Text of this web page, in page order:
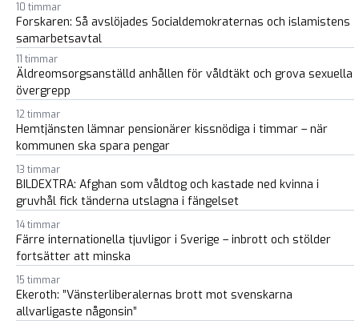
10 timmar
Forskaren: Så avslöjades Socialdemokraternas och islamistens
samarbetsavtal
11 timmar
Äldreomsorgsanställd anhållen för våldtäkt och grova sexuella
övergrepp
12 timmar
Hemtjänsten lämnar pensionärer kissnödiga i timmar – när
kommunen ska spara pengar
13 timmar
BILDEXTRA: Afghan som våldtog och kastade ned kvinna i
gruvhål fick tänderna utslagna i fängelset
14 timmar
Färre internationella tjuvligor i Sverige – inbrott och stölder
fortsätter att minska
15 timmar
Ekeroth: ”Vänsterliberalernas brott mot svenskarna
allvarligaste någonsin”